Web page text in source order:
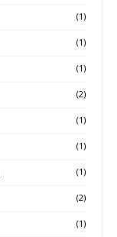
(1)
(1)
(1)
(2)
(1)
(1)
(1)
(2)
(1)